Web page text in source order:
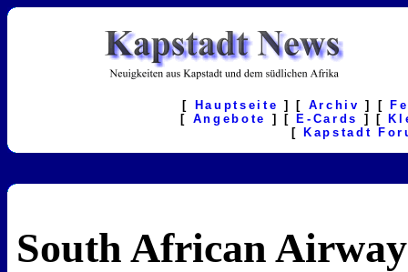
[ Hauptseite ] [ Archiv ] [
[ Angebote ] [ E-Cards ] [
[
Kapstadt
South African